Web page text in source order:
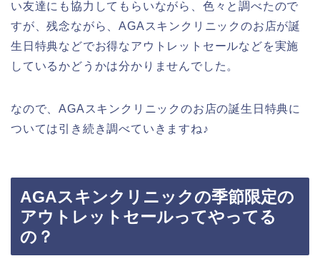
い友達にも協力してもらいながら、色々と調べたので
すが、残念ながら、AGAスキンクリニックのお店が誕
生日特典などでお得なアウトレットセールなどを実施
しているかどうかは分かりませんでした。
なので、AGAスキンクリニックのお店の誕生日特典に
ついては引き続き調べていきますね♪
AGAスキンクリニックの季節限定の
アウトレットセールってやってる
の？